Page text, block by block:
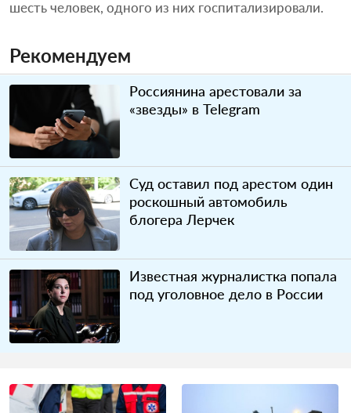
шесть человек, одного из них госпитализировали.
Рекомендуем
Россиянина арестовали за
«звезды» в Telegram
Суд оставил под арестом один
роскошный автомобиль
блогера Лерчек
Известная журналистка попала
под уголовное дело в России